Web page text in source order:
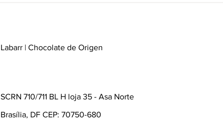
Labarr | Chocolate de Origen
SCRN 710/711 BL H loja 35 - Asa Norte
Brasília, DF CEP: 70750-680